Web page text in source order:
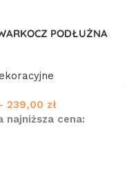
PODŁUŻNA
239,00 zł
najniższa cena: